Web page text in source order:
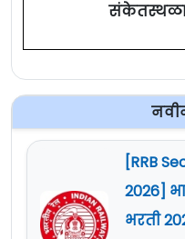
[RRB
2026]
भरती